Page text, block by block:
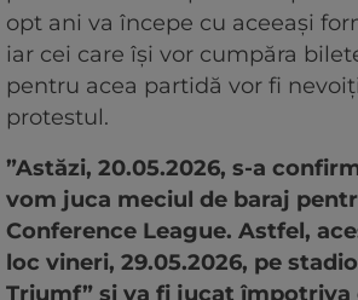
opt ani va începe cu aceeași
iar cei care își vor cumpăra
pentru acea partidă vor fi
protestul.
”Astăzi, 20.05.2026, s-a
vom juca meciul de baraj
Conference League. Astfel,
loc vineri, 29.05.2026, pe
Triumf” și va fi jucat